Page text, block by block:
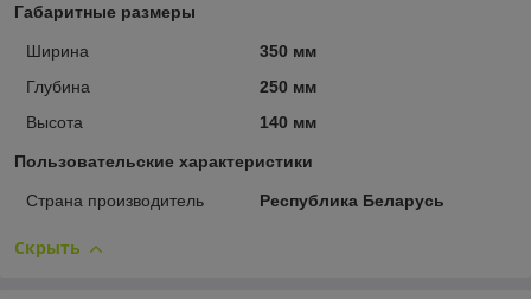
Габаритные размеры
Ширина
350 мм
Глубина
250 мм
Высота
140 мм
Пользовательские характеристики
Страна производитель Республика Беларусь
Скрыть